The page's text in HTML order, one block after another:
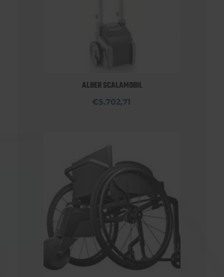
ALBER SCALAMOBIL
€5.702,71